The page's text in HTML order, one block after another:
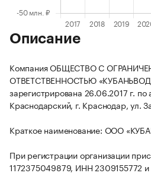
Описание
Компания ОБЩЕСТВО С
ОТВЕТСТВЕННОСТЬЮ
зарегистрирована 26.06.2017 г. по
Краснодарский, г. Краснодар, ул.
Краткое наименование: ООО
При регистрации организации
1172375049879, ИНН 2309155772